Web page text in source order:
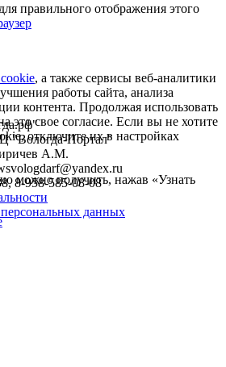
"Вологда-Портал"
А.М.
8-958-585-08-08
данных
правильного отображения этого
, а также сервисы веб-аналитики
работы сайта, анализа
контента. Продолжая использовать
это свое согласие. Если вы не хотите
отключите их в настройках
можно получить, нажав «Узнать